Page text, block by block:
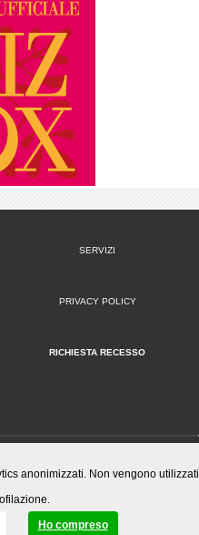
SERVIZI
PRIVACY POLICY
RICHIESTA RECESSO
S.r.l.
Mister Wizard e altri marchi e loghi utilizzati in
a Mister Wizard. reg. imp. C.F. e P.IVA
anonimizzati. Non vengono utilizzati
Ho compreso